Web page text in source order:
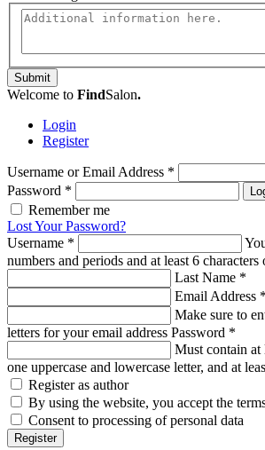
Submit
Welcome to FindSalon.
Login
Register
Username or Email Address *
Password *
Remember me
Lost Your Password?
Username *
numbers and periods and at least 6 characters
Last Name *
Email Address *
Make sure to
letters for your email address Password *
Must contain at
one uppercase and lowercase letter, and at
Register as author
By using the website, you accept the
Consent to processing of personal data
Register